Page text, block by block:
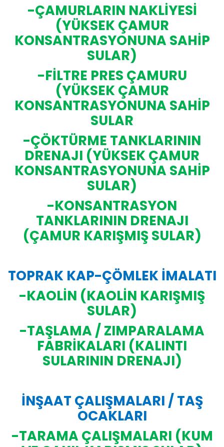
-ÇAMURLARIN NAKLİYESİ
(YÜKSEK ÇAMUR
KONSANTRASYONUNA SAHİP
SULAR)
-FİLTRE PRES ÇAMURU
(YÜKSEK ÇAMUR
KONSANTRASYONUNA SAHİP
SULAR
-ÇÖKTÜRME TANKLARININ
DRENAJI (YÜKSEK ÇAMUR
KONSANTRASYONUNA SAHİP
SULAR)
-KONSANTRASYON
TANKLARININ DRENAJI
(ÇAMUR KARIŞMIŞ SULAR)
TOPRAK KAP-ÇÖMLEK İMALATI
-KAOLİN (KAOLİN KARIŞMIŞ
SULAR)
-TAŞLAMA / ZIMPARALAMA
FABRİKALARI (KALINTI
SULARININ DRENAJI)
İNŞAAT ÇALIŞMALARI / TAŞ
OCAKLARI
-TARAMA ÇALIŞMALARI (KUM